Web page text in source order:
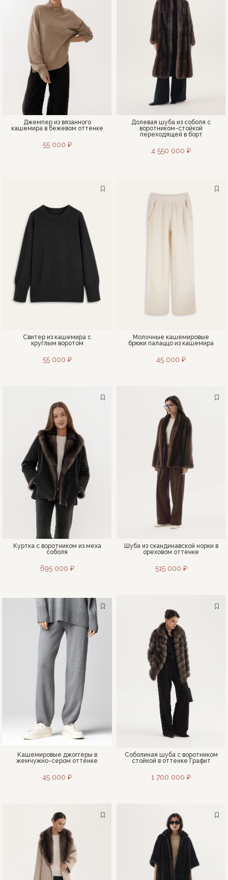
Джемпер из вязанного
кашемира в бежевом оттенке
55 000 ₽
Долевая шуба из соболя с
воротником-стойкой
переходящей в борт
4 550 000 ₽
Свитер из кашемира с
круглым воротом
55 000 ₽
Молочные кашемировые
брюки палаццо из кашемира
45 000 ₽
Куртка с воротником из меха
соболя
695 000 ₽
Шуба из скандинавской норки в
ореховом оттенке
515 000 ₽
Кашемировые джоггеры в
жемчужно-сером оттенке
45 000 ₽
Соболиная шуба с воротником
стойкой в оттенке Графит
1 700 000 ₽